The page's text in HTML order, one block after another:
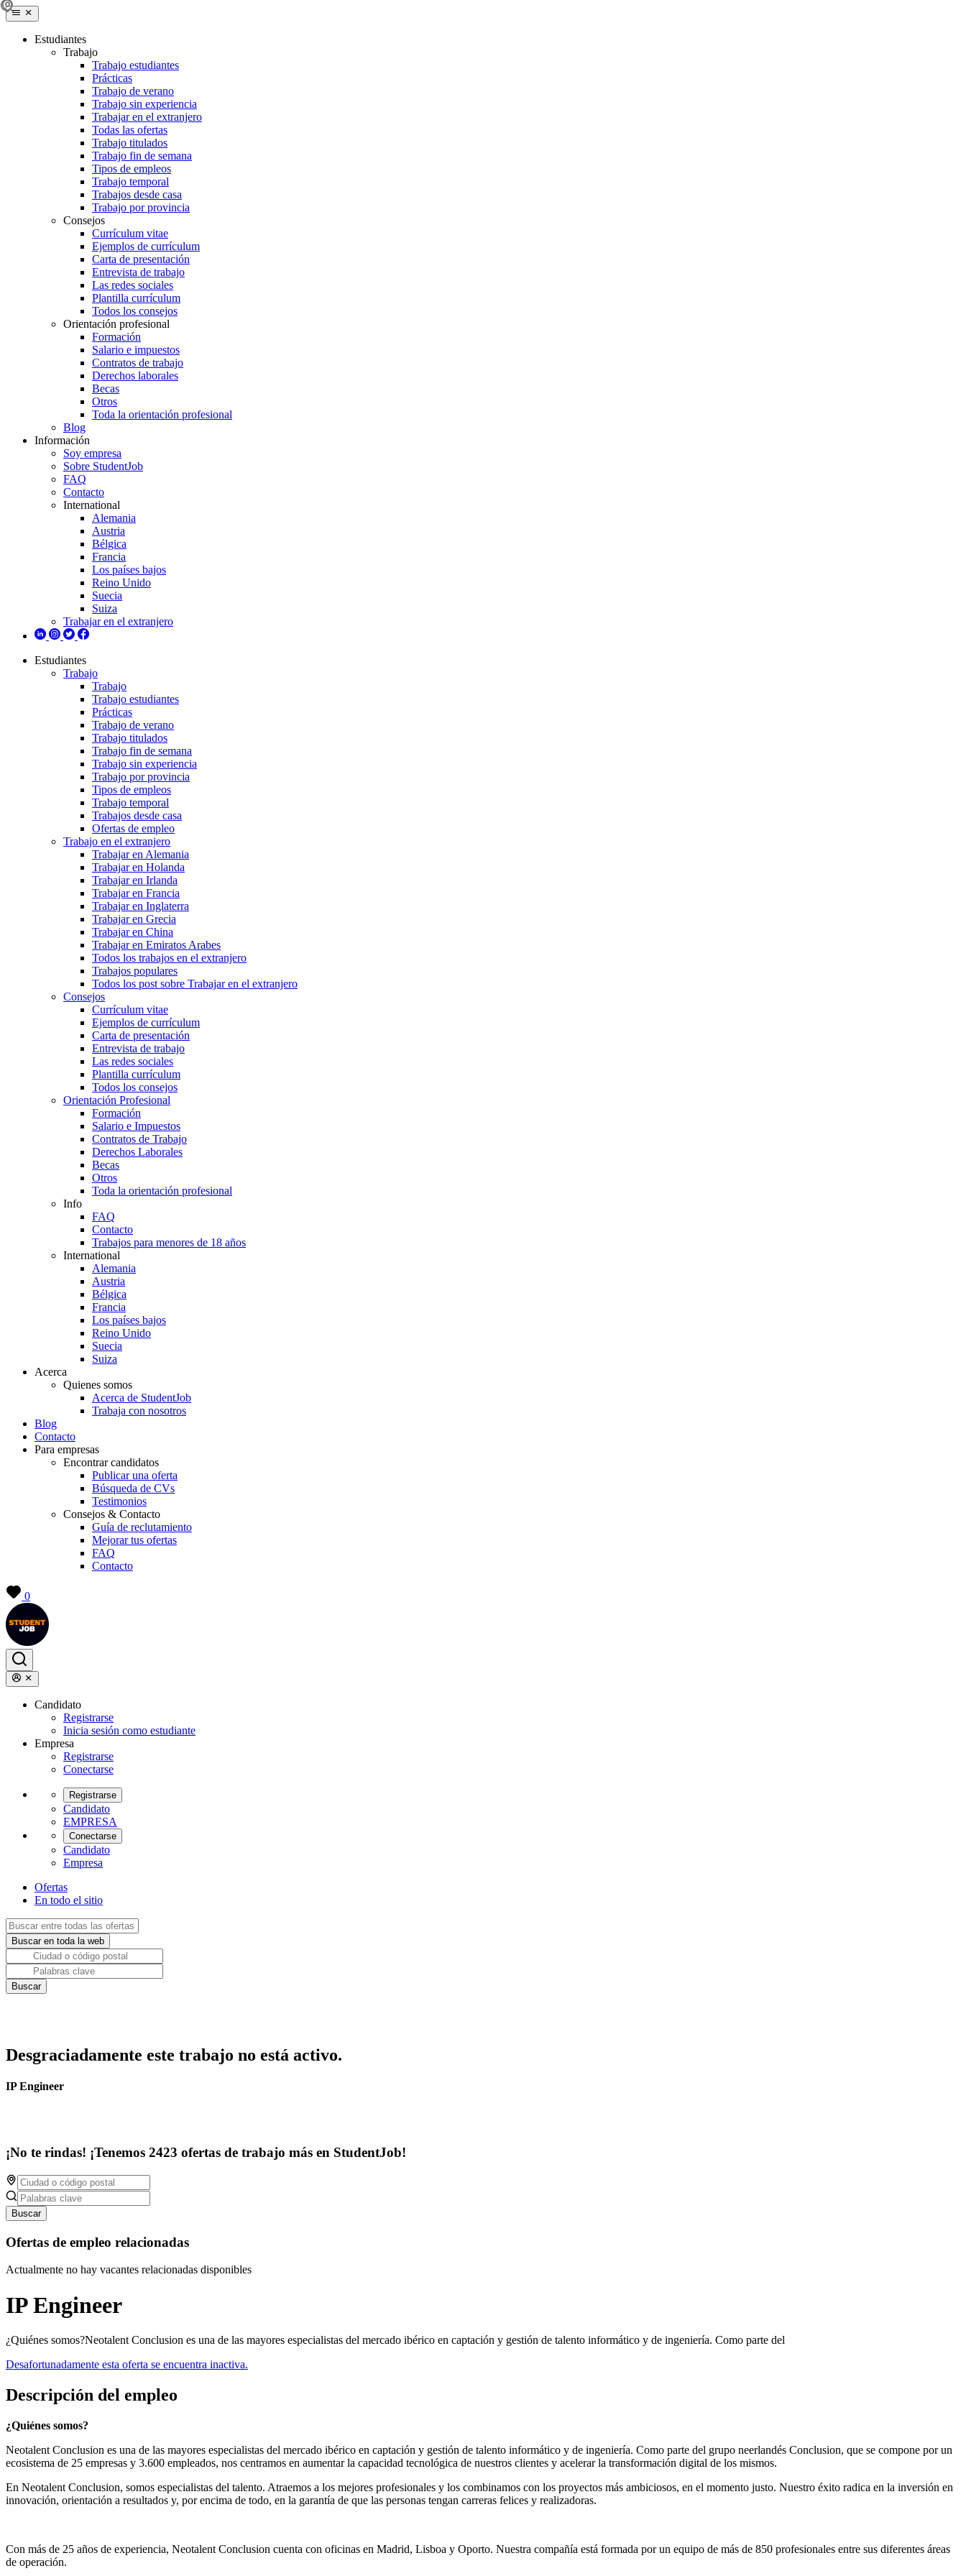
Estudiantes
Trabajo
Trabajo estudiantes
Prácticas
Trabajo de verano
Trabajo sin experiencia
Trabajar en el extranjero
Todas las ofertas
Trabajo titulados
Trabajo fin de semana
Tipos de empleos
Trabajo temporal
Trabajos desde casa
Trabajo por provincia
Consejos
Currículum vitae
Ejemplos de currículum
Carta de presentación
Entrevista de trabajo
Las redes sociales
Plantilla currículum
Todos los consejos
Orientación profesional
Formación
Salario e impuestos
Contratos de trabajo
Derechos laborales
Becas
Otros
Toda la orientación profesional
Blog
Información
Soy empresa
Sobre StudentJob
FAQ
Contacto
International
Alemania
Austria
Bélgica
Francia
Los países bajos
Reino Unido
Suecia
Suiza
Trabajar en el extranjero
Estudiantes
Trabajo
Trabajo
Trabajo estudiantes
Prácticas
Trabajo de verano
Trabajo titulados
Trabajo fin de semana
Trabajo sin experiencia
Trabajo por provincia
Tipos de empleos
Trabajo temporal
Trabajos desde casa
Ofertas de empleo
Trabajo en el extranjero
Trabajar en Alemania
Trabajar en Holanda
Trabajar en Irlanda
Trabajar en Francia
Trabajar en Inglaterra
Trabajar en Grecia
Trabajar en China
Trabajar en Emiratos Arabes
Todos los trabajos en el extranjero
Trabajos populares
Todos los post sobre Trabajar en el extranjero
Consejos
Currículum vitae
Ejemplos de currículum
Carta de presentación
Entrevista de trabajo
Las redes sociales
Plantilla currículum
Todos los consejos
Orientación Profesional
Formación
Salario e Impuestos
Contratos de Trabajo
Derechos Laborales
Becas
Otros
Toda la orientación profesional
Info
FAQ
Contacto
Trabajos para menores de 18 años
International
Alemania
Austria
Bélgica
Francia
Los países bajos
Reino Unido
Suecia
Suiza
Acerca
Quienes somos
Acerca de StudentJob
Trabaja con nosotros
Blog
Contacto
Para empresas
Encontrar candidatos
Publicar una oferta
Búsqueda de CVs
Testimonios
Consejos & Contacto
Guía de reclutamiento
Mejorar tus ofertas
FAQ
Contacto
0
Candidato
Registrarse
Inicia sesión como estudiante
Empresa
Registrarse
Conectarse
Registrarse
Candidato
EMPRESA
Conectarse
Candidato
Empresa
Ofertas
En todo el sitio
Desgraciadamente este trabajo no está activo.
IP Engineer
¡No te rindas! ¡Tenemos 2423 ofertas de trabajo más en StudentJob!
Buscar
Ofertas de empleo relacionadas
Actualmente no hay vacantes relacionadas disponibles
IP Engineer
¿Quiénes somos?Neotalent Conclusion es una de las mayores especialistas del mercado ibérico en captación y gestión de talento informático y de ingeniería. Como parte del
Desafortunadamente esta oferta se encuentra inactiva.
Descripción del empleo
¿Quiénes somos?
Neotalent Conclusion es una de las mayores especialistas del mercado ibérico en captación y gestión de talento informático y de ingeniería. Como parte del grupo neerlandés Conclusion, que se compone por un
ecosistema de 25 empresas y 3.600 empleados, nos centramos en aumentar la capacidad tecnológica de nuestros clientes y acelerar la transformación digital de los mismos.
En Neotalent Conclusion, somos especialistas del talento. Atraemos a los mejores profesionales y los combinamos con los proyectos más ambiciosos, en el momento justo. Nuestro éxito radica en la inversión en
innovación, orientación a resultados y, por encima de todo, en la garantía de que las personas tengan carreras felices y realizadoras.
Con más de 25 años de experiencia, Neotalent Conclusion cuenta con oficinas en Madrid, Lisboa y Oporto. Nuestra compañía está formada por un equipo de más de 850 profesionales entre sus diferentes áreas
de operación.